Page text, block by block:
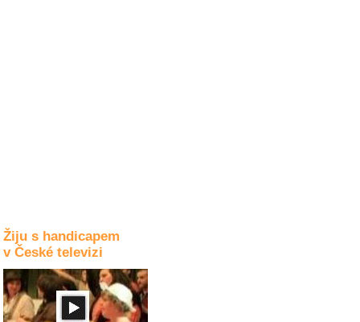
Žiju s handicapem
v České televizi